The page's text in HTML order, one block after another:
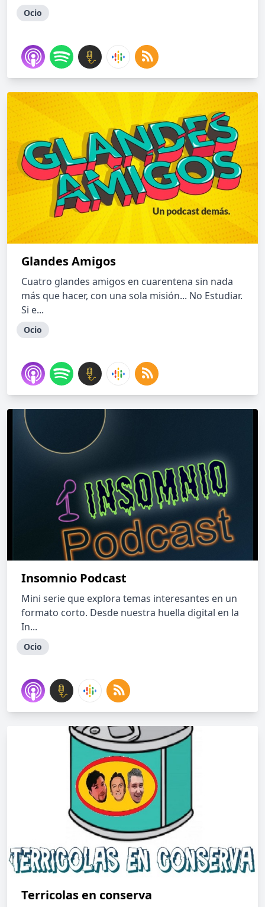
Ocio
Glandes Amigos
Cuatro glandes amigos en cuarentena sin nada
más que hacer, con una sola misión... No Estudiar.
Si e...
Ocio
Insomnio Podcast
Mini serie que explora temas interesantes en un
formato corto. Desde nuestra huella digital en la
In...
Ocio
Terricolas en conserva